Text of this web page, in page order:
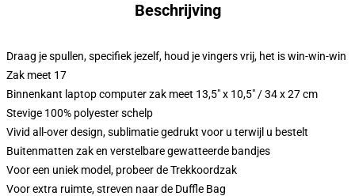
Beschrijving
Draag je spullen, specifiek jezelf, houd je vingers vrij, het is win-win-win
Zak meet 17
Binnenkant laptop computer zak meet 13,5" x 10,5" / 34 x 27 cm
Stevige 100% polyester schelp
Vivid all-over design, sublimatie gedrukt voor u terwijl u bestelt
Buitenmatten zak en verstelbare gewatteerde bandjes
Voor een uniek model, probeer de Trekkoordzak
Voor extra ruimte, streven naar de Duffle Bag